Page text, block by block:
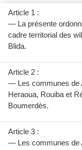
Article 1 :
— La présente
cadre territorial des
Blida.
Article 2 :
— Les communes de
Heraoua, Rouiba et
Boumerdès.
Article 3 :
— Les communes de